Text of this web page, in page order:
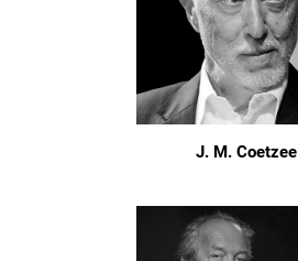
J. M. Coetzee